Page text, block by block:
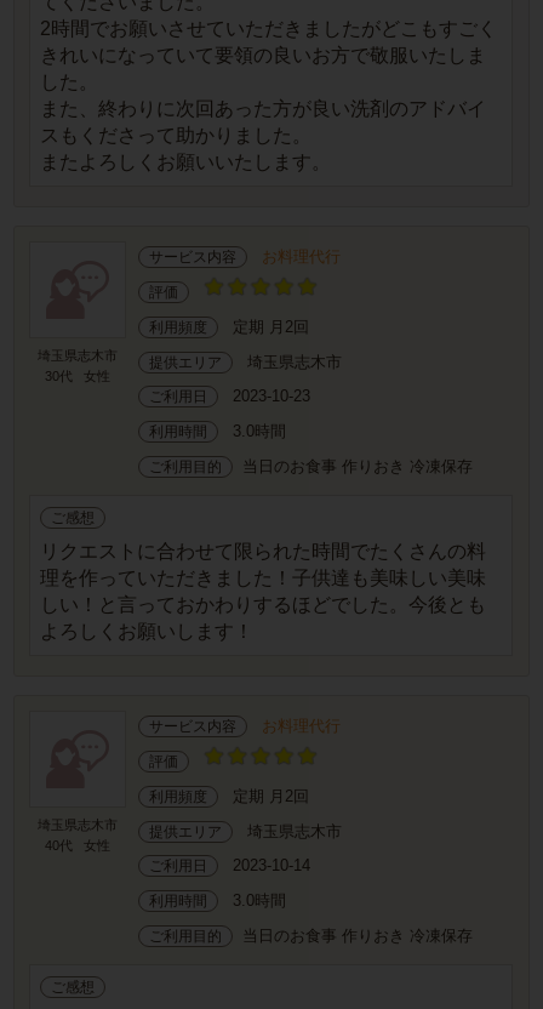
2時間でお願いさせていただきましたがどこもすごく
きれいになっていて要領の良いお方で敬服いたしま
した。
また、終わりに次回あった方が良い洗剤のアドバイ
スもくださって助かりました。
またよろしくお願いいたします。
埼玉県志木市
30代
女性
サービス内容 お料理代行
評価
利用頻度 定期 月2回
提供エリア 埼玉県志木市
ご利用日 2023-10-23
利用時間 3.0時間
ご利用目的 当日のお食事 作りおき 冷凍保存
ご感想
リクエストに合わせて限られた時間でたくさんの料
理を作っていただきました！子供達も美味しい美味
しい！と言っておかわりするほどでした。今後とも
よろしくお願いします！
埼玉県志木市
40代
女性
サービス内容 お料理代行
評価
利用頻度 定期 月2回
提供エリア 埼玉県志木市
ご利用日 2023-10-14
利用時間 3.0時間
ご利用目的 当日のお食事 作りおき 冷凍保存
ご感想